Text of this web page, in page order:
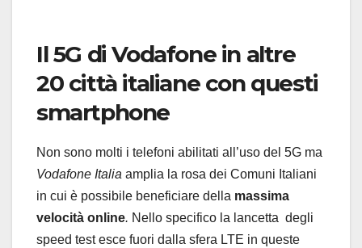
Il 5G di Vodafone in altre
20 città italiane con questi
smartphone
Non sono molti i telefoni abilitati all’uso del 5G ma
Vodafone Italia amplia la rosa dei Comuni Italiani
in cui è possibile beneficiare della massima
velocità online. Nello specifico la lancetta degli
speed test esce fuori dalla sfera LTE in queste